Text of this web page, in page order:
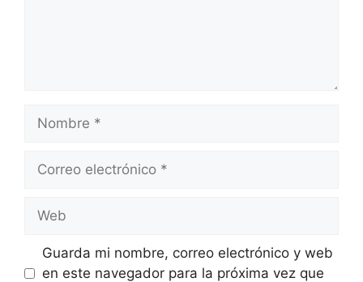
electrónico
Guarda mi nombre, correo electrónico y web
en este navegador para la próxima vez que